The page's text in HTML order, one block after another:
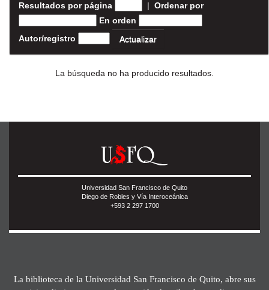
Resultados por página | Ordenar por
En orden
Autor/registro
La búsqueda no ha producido resultados.
Universidad San Francisco de Quito
Diego de Robles y Vía Interoceánica
+593 2 297 1700
La biblioteca de la Universidad San Francisco de Quito, abre sus